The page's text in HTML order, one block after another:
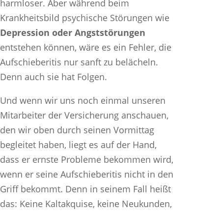
harmloser. Aber während beim
Krankheitsbild psychische Störungen wie
Depression oder Angststörungen
entstehen können, wäre es ein Fehler, die
Aufschieberitis nur sanft zu belächeln.
Denn auch sie hat Folgen.
Und wenn wir uns noch einmal unseren
Mitarbeiter der Versicherung anschauen,
den wir oben durch seinen Vormittag
begleitet haben, liegt es auf der Hand,
dass er ernste Probleme bekommen wird,
wenn er seine Aufschieberitis nicht in den
Griff bekommt. Denn in seinem Fall heißt
das: Keine Kaltakquise, keine Neukunden,